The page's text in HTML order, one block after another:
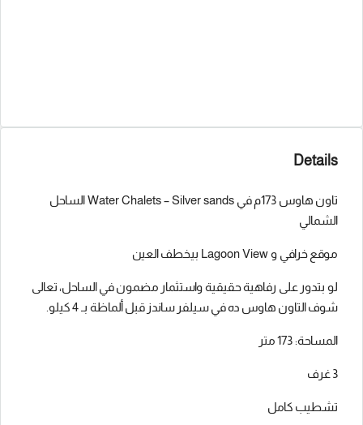
Details
تاون هاوس 173م في Water Chalets – Silver sands الساحل
الشمالي
موقع خرافي و Lagoon View بيخطف العين
لو بتدور على رفاهية حقيقية واستثمار مضمون في الساحل، تعالى
شوف التاون هاوس ده في سيلفر ساندز قبل ألماظة بـ 4 كيلو.
المساحة: 173 متر
3 غرف
تشطيب كامل